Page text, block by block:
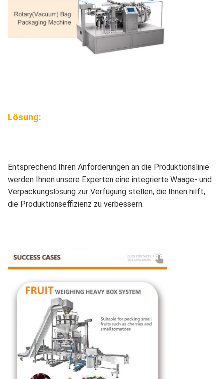
Lösung:
Entsprechend Ihren Anforderungen an die Produktionslinie
werden Ihnen unsere Experten eine integrierte Waage- und
Verpackungslösung zur Verfügung stellen, die Ihnen hilft,
die Produktionseffizienz zu verbessern.